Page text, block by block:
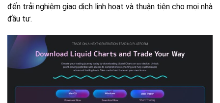
đến trải nghiệm giao dịch linh hoạt và thuận tiện cho mọi nhà
đầu tư.